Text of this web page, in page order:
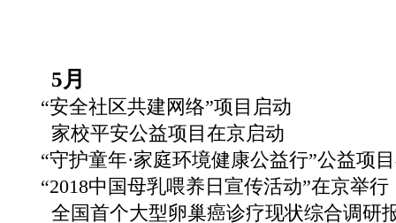
5月
“安全社区共建网络”项目启动
家校平安公益项目在京启动
“守护童年·家庭环境健康公益行”公益项
“2018中国母乳喂养日宣传活动”在京举行
全国首个大型卵巢癌诊疗现状综合调研